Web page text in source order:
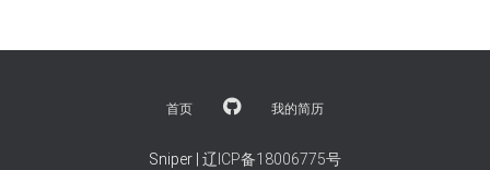
首页 我的简历
Sniper | 辽ICP备18006775号